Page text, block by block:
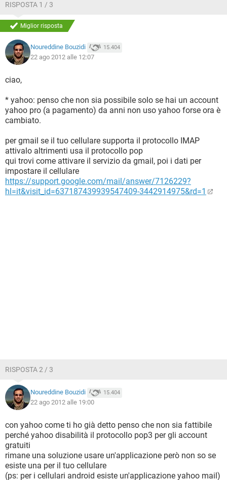
RISPOSTA 1 / 3
Miglior risposta
Noureddine Bouzidi 15.404
22 ago 2012 alle 12:07
ciao,
* yahoo: penso che non sia possibile solo se hai un account
yahoo pro (a pagamento) da anni non uso yahoo forse ora è
cambiato.
per gmail se il tuo cellulare supporta il protocollo IMAP
attivalo altrimenti usa il protocollo pop
qui trovi come attivare il servizio da gmail, poi i dati per
impostare il cellulare
https://support.google.com/mail/answer/7126229?
hl=it&visit_id=637187439939547409-3442914975&rd=1
RISPOSTA 2 / 3
Noureddine Bouzidi 15.404
22 ago 2012 alle 19:00
con yahoo come ti ho già detto penso che non sia fattibile
perché yahoo disabilità il protocollo pop3 per gli account
gratuiti
rimane una soluzione usare un'applicazione però non so se
esiste una per il tuo cellulare
(ps: per i cellulari android esiste un'applicazione yahoo mail)